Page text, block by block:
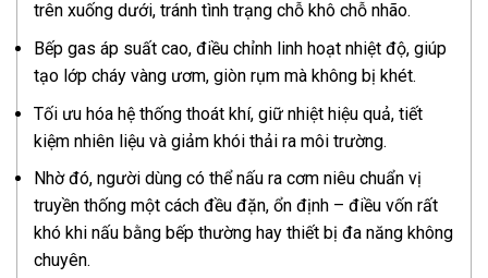
trên xuống dưới, tránh tình trạng chỗ khô chỗ nhão.
Bếp gas áp suất cao, điều chỉnh linh hoạt nhiệt độ, giúp
tạo lớp cháy vàng ươm, giòn rụm mà không bị khét.
Tối ưu hóa hệ thống thoát khí, giữ nhiệt hiệu quả, tiết
kiệm nhiên liệu và giảm khói thải ra môi trường.
Nhờ đó, người dùng có thể nấu ra cơm niêu chuẩn vị
truyền thống một cách đều đặn, ổn định – điều vốn rất
khó khi nấu bằng bếp thường hay thiết bị đa năng không
chuyên.